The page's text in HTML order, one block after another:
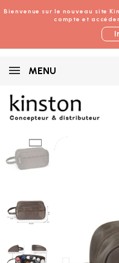
Bienvenue sur le nouveau site
compte et
MENU